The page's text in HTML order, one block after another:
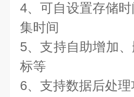
4、可自设置存储
集时间
5、支持自助增加
标等
6、支持数据后处